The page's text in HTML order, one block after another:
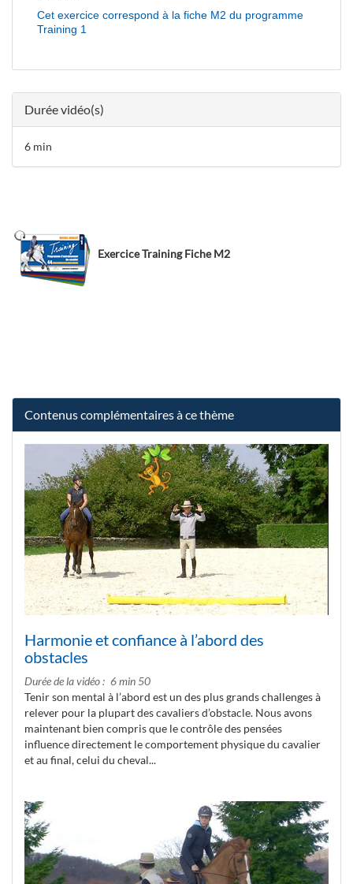
Cet exercice correspond à la fiche M2 du programme
Training 1
Durée vidéo(s)
6 min
Exercice Training Fiche M2
Contenus complémentaires à ce thème
Harmonie et confiance à l’abord des
obstacles
Durée de la vidéo
6 min 50
Tenir son mental à l’abord est un des plus grands challenges à
relever pour la plupart des cavaliers d’obstacle. Nous avons
maintenant bien compris que le contrôle des pensées
influence directement le comportement physique du cavalier
et au final, celui du cheval...